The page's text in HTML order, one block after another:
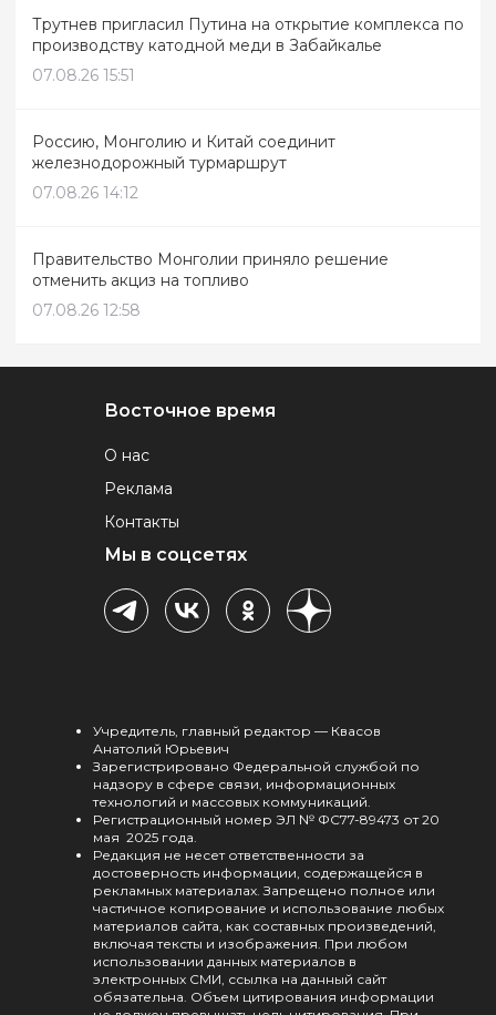
Трутнев пригласил Путина на открытие комплекса по
производству катодной меди в Забайкалье
07.08.26 15:51
Россию, Монголию и Китай соединит
железнодорожный турмаршрут
07.08.26 14:12
Правительство Монголии приняло решение
отменить акциз на топливо
07.08.26 12:58
Восточное время
О нас
Реклама
Контакты
Мы в соцсетях
Учредитель, главный редактор — Квасов
Анатолий Юрьевич
Зарегистрировано Федеральной службой по
надзору в сфере связи, информационных
технологий и массовых коммуникаций.
Регистрационный номер ЭЛ № ФС77-89473 от 20
мая 2025 года.
Редакция не несет ответственности за
достоверность информации, содержащейся в
рекламных материалах. Запрещено полное или
частичное копирование и использование любых
материалов сайта, как составных произведений,
включая тексты и изображения. При любом
использовании данных материалов в
электронных СМИ, ссылка на данный сайт
обязательна. Объем цитирования информации